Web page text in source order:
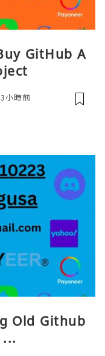
GitHub A
3小時前
Old Github